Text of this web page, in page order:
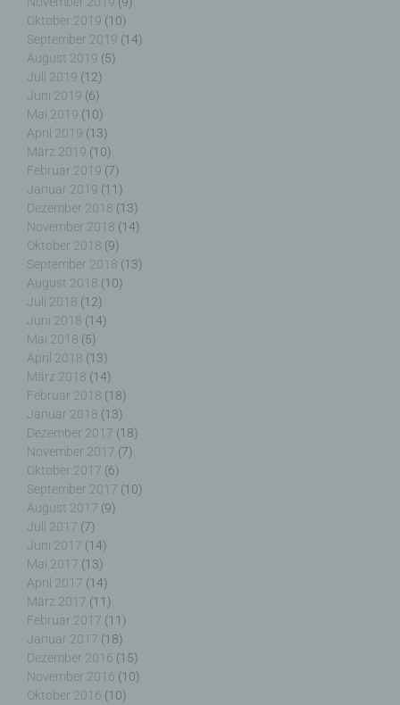
Oktober 2019 (10)
September 2019 (14)
August 2019 (5)
Juli 2019 (12)
Juni 2019 (6)
Mai 2019 (10)
April 2019 (13)
März 2019 (10)
Februar 2019 (7)
Januar 2019 (11)
Dezember 2018 (13)
November 2018 (14)
Oktober 2018 (9)
September 2018 (13)
August 2018 (10)
Juli 2018 (12)
Juni 2018 (14)
Mai 2018 (5)
April 2018 (13)
März 2018 (14)
Februar 2018 (18)
Januar 2018 (13)
Dezember 2017 (18)
November 2017 (7)
Oktober 2017 (6)
September 2017 (10)
August 2017 (9)
Juli 2017 (7)
Juni 2017 (14)
Mai 2017 (13)
April 2017 (14)
März 2017 (11)
Februar 2017 (11)
Januar 2017 (18)
Dezember 2016 (15)
November 2016 (10)
Oktober 2016 (10)
f) Pseudonymisierung
Pseudonymisierung ist die Verarbeitung
personenbezogener Daten in einer Weise, auf
welche die personenbezogenen Daten ohne
Hinzuziehung zusätzlicher Informationen nicht
mehr einer spezifischen betroffenen Person
zugeordnet werden können, sofern diese
zusätzlichen Informationen gesondert aufbewahrt
werden und technischen und organisatorischen
Maßnahmen unterliegen, die gewährleisten, dass
die personenbezogenen Daten nicht einer
identifizierten oder identifizierbaren natürlichen
Person zugewiesen werden.
g) Verantwortlicher oder für die Verarbeitung
Verantwortlicher
Verantwortlicher oder für die Verarbeitung
Verantwortlicher ist die natürliche oder juristische
Person, Behörde, Einrichtung oder andere Stelle,
die allein oder gemeinsam mit anderen über die
Zwecke und Mittel der Verarbeitung von
personenbezogenen Daten entscheidet. Sind die
Zwecke und Mittel dieser Verarbeitung durch das
Unionsrecht oder das Recht der Mitgliedstaaten
vorgegeben, so kann der Verantwortliche
beziehungsweise können die bestimmten Kriterien
seiner Benennung nach dem Unionsrecht oder
dem Recht der Mitgliedstaaten vorgesehen
werden.